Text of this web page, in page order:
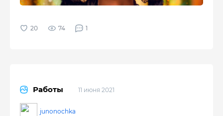
74 1
Работы 11 июня 2021
junonochka